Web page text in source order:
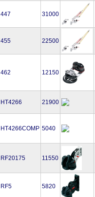
447 31000
455 22500
462 12150
HT4266 21900
HT4266COMP 5040
RF20175 11550
RF5 5820